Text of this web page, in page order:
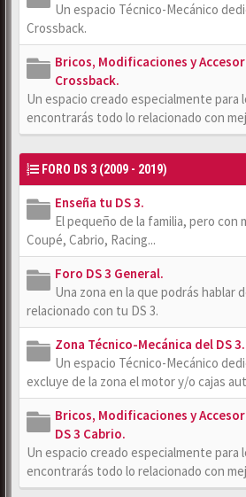
Un espacio Técnico-Mecánico
Crossback.
Bricos, Modificaciones y
Crossback.
Un espacio creado especialmente para
encontrarás todo lo relacionado con
FORO DS 3 (2009 - 2019)
Enseña tu DS 3.
El pequeño de la familia, pero con
Coupé, Cabrio, Racing...
Foro DS 3 General.
Una zona en la que podrás hablar
relacionado con tu DS 3.
Zona Técnico-Mecánica del DS 3.
Un espacio Técnico-Mecánico
excluye de la zona el motor y/o cajas
Bricos, Modificaciones y
DS 3 Cabrio.
Un espacio creado especialmente para
encontrarás todo lo relacionado con